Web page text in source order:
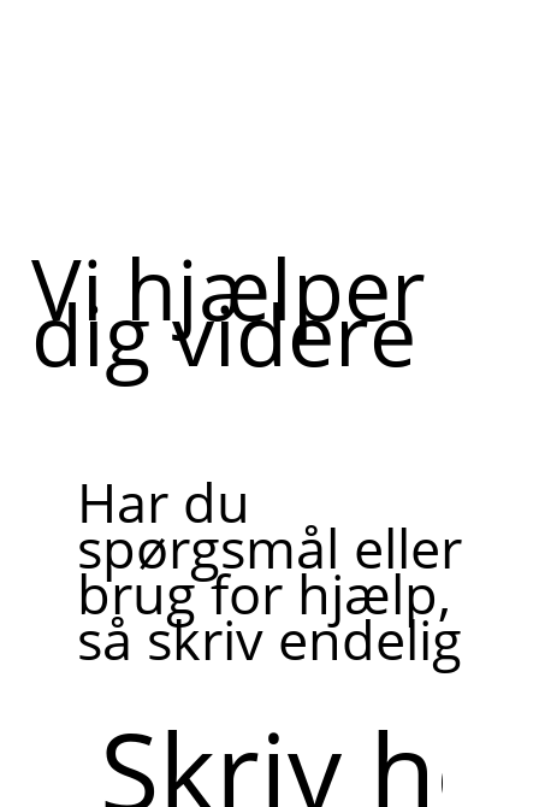
Vi hjælper
dig videre
Har du
spørgsmål eller
brug for hjælp,
så skriv endelig
her